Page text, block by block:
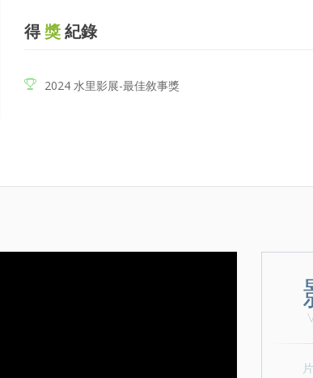
得獎 紀錄
2024 水里影展-最佳敘事獎